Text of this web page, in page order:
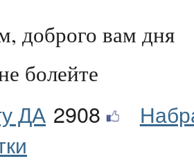
доброго вам дня
болейте
ДА 2908